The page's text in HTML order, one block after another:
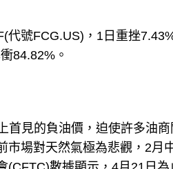
號FCG.US)，1日重挫
84.82%。
首見的負油價，迫使許多油
場對天然氣極為悲觀，2月